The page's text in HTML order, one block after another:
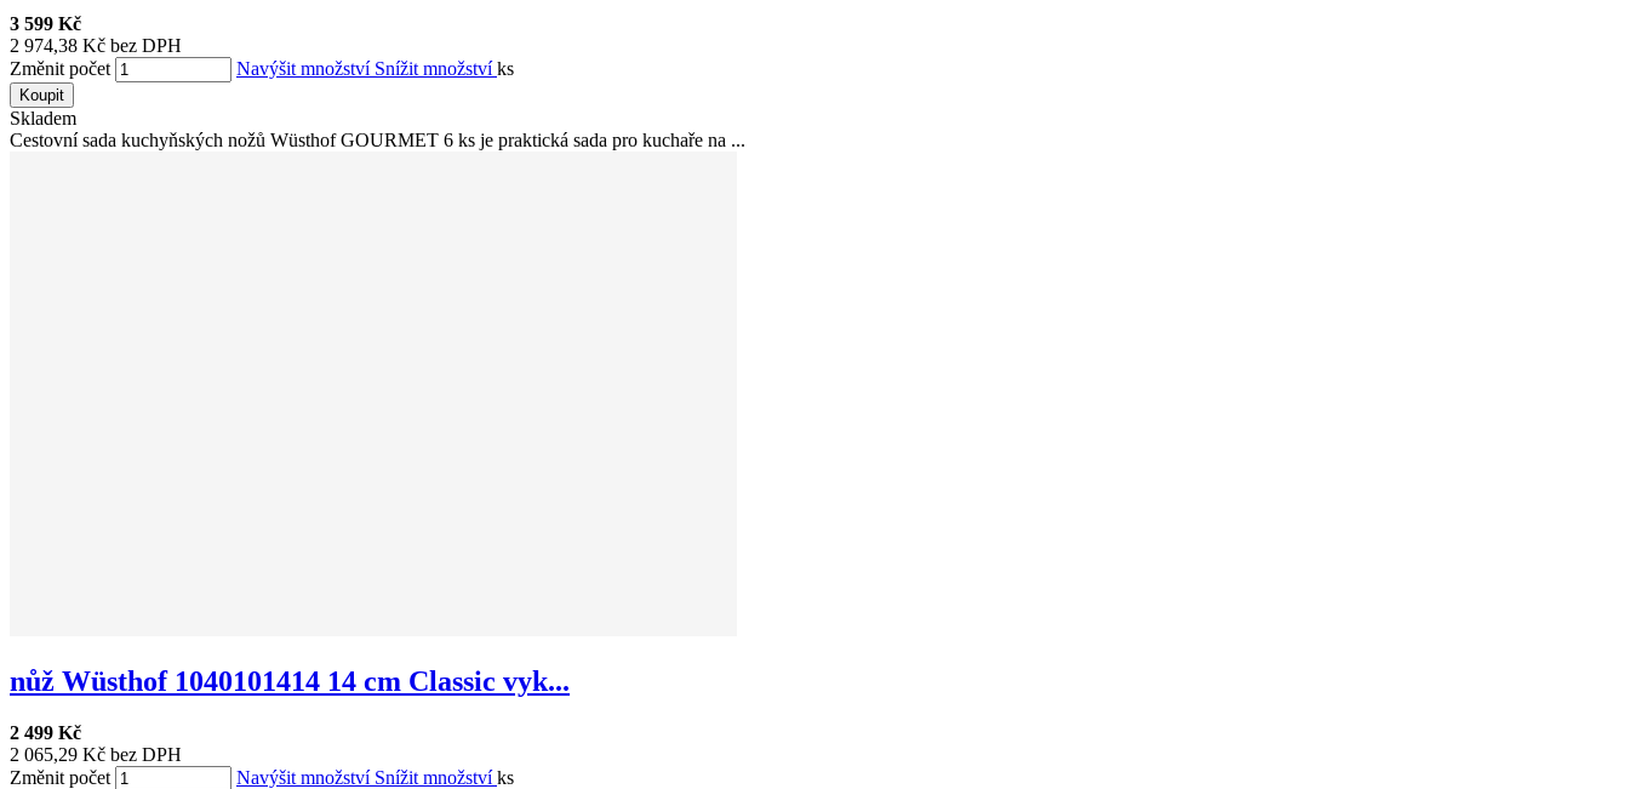
3 599 Kč
2 974,38 Kč bez DPH
Změnit počet
Navýšit množství Snížit množstvíks
Koupit
Skladem
Cestovní sada kuchyňských nožů Wüsthof GOURMET 6 ks je praktická sada pro kuchaře na ...
nůž Wüsthof 1040101414 14 cm Classic vyk...
2 499 Kč
2 065,29 Kč bez DPH
Změnit počet
Navýšit množství Snížit množstvíks